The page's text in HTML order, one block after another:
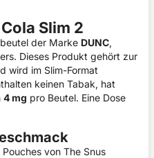
Slim 2
der Marke DUNC,
Dieses Produkt gehört zur
wird im Slim-Format
keinen Tabak, hat
4 mg pro Beutel. Eine Dose
von The Snus